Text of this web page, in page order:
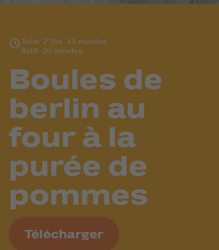
Total: 2 Std. 45 minutes
Actif: 30 minutes
Boules de
berlin au
four à la
purée de
pommes
Télécharger